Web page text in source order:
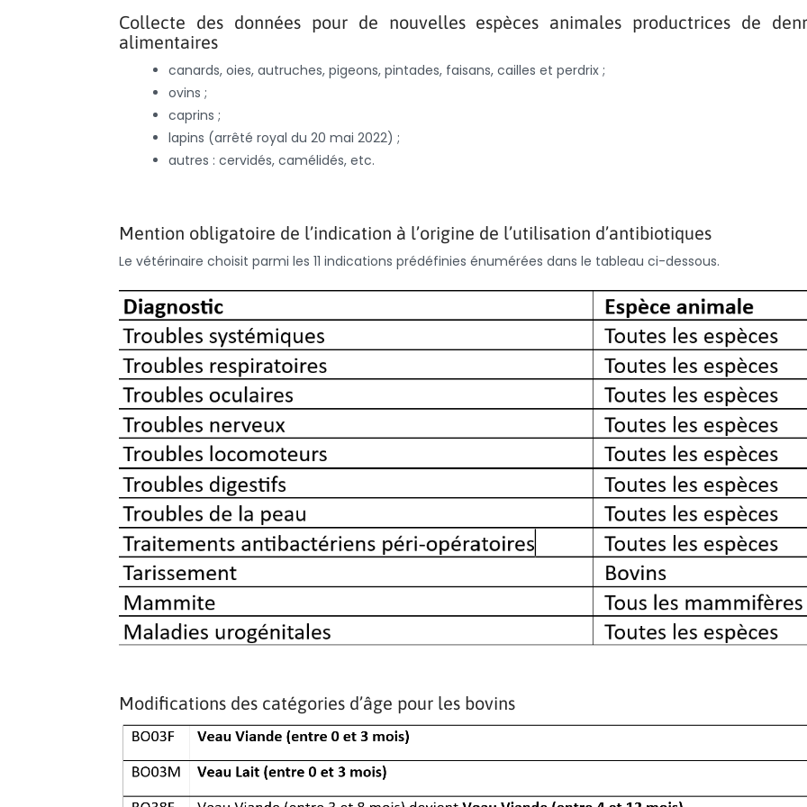
Collecte des données pour de nouvelles espèces animales productrices de
alimentaires
canards, oies, autruches, pigeons, pintades, faisans, cailles et perdrix ;
ovins ;
caprins ;
lapins (arrêté royal du 20 mai 2022) ;
autres : cervidés, camélidés, etc.
Mention obligatoire de l’indication à l’origine de l’utilisation d’antibiotiques
Le vétérinaire choisit parmi les 11 indications prédéfinies énumérées dans le tableau ci-dessous.
Modifications des catégories d’âge pour les bovins